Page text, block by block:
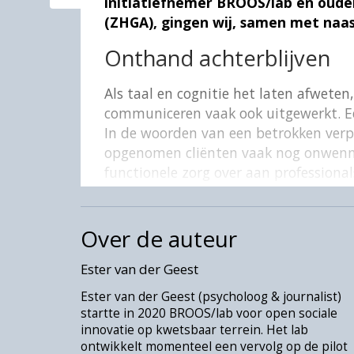
(ZHGA), gingen wij, samen met
Onthand achterblijven
Als taal en cognitie het laten
communiceren vaak ook uitgewerkt.
In de woorden van een betrokken
opgenomen cliënten vaak nog
functionele zorg over aan
dagelijkse handelingen, zoals haren
fysieke contactmomenten schuil.”
achterblijven. Ze hebben in principe
dementie. Maar het kan moeilijk zijn
contactmomenten van de dagelijkse
ongemakkelijk zijn om fysieke
verbinden, zeker als je dat helemaal
Laagdrempelig oefenen met fysieke
Over de auteur
Ester van der Geest
Ester van der Geest (psycholoog & journalist)
startte in 2020 BROOS/lab voor open sociale
innovatie op kwetsbaar terrein. Het lab
ontwikkelt momenteel een vervolg op de pilot